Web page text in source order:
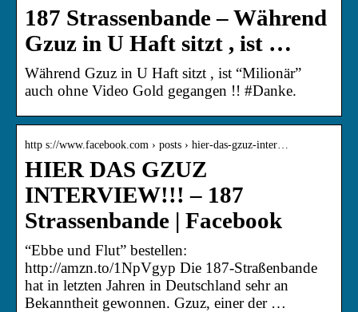
187 Strassenbande – Während
Gzuz in U Haft sitzt , ist …
Während Gzuz in U Haft sitzt , ist “Milionär”
auch ohne Video Gold gegangen !! #Danke.
http s://www.facebook.com › posts › hier-das-gzuz-inter…
HIER DAS GZUZ
INTERVIEW!!! – 187
Strassenbande | Facebook
“Ebbe und Flut” bestellen:
http://amzn.to/1NpVgyp Die 187-Straßenbande
hat in letzten Jahren in Deutschland sehr an
Bekanntheit gewonnen. Gzuz, einer der …